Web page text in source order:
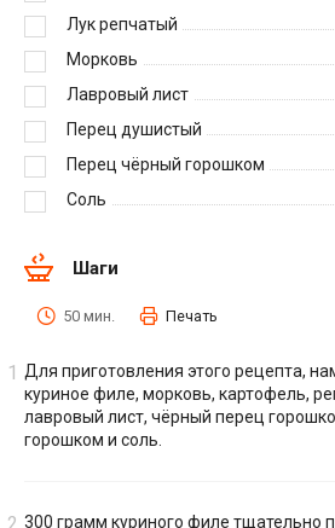
Лук репчатый
Морковь
Лавровый лист
Перец душистый
Перец чёрный горошком
Соль
Шаги
50 мин. Печать
Для приготовления этого рецепта,
куриное филе, морковь, картофель,
лавровый лист, чёрный перец
горошком и соль.
300 грамм куриного филе тщательно